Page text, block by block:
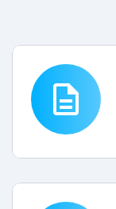
description